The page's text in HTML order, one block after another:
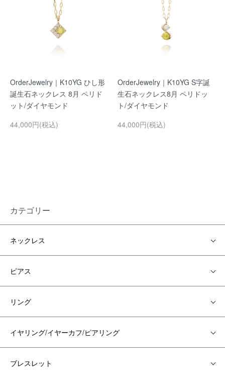
OrderJewelry｜K10YG ひし形
誕生石ネックレス 8月 ペリド
ット/ダイヤモンド
44,000円(税込)
OrderJewelry｜K10YG S字誕
生石ネックレス8月 ペリドッ
ト/ダイヤモンド
44,000円(税込)
カテゴリー
ネックレス
ピアス
リング
イヤリング/イヤーカフ/ピアリング
ブレスレット